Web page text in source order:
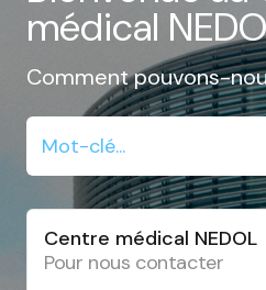
médical
Comment pouvons-
Centre médical NEDOL
Pour nous contacter